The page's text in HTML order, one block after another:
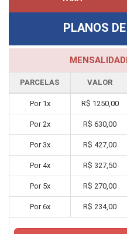
PLANOS
PARCELAS VALOR
Por 1x R$ 1250,00
Por2x R$ 630,00
Por 3x R$ 427,00
Por4x R$ 327,50
Por 5x R$ 270,00
Por6x R$ 234,00